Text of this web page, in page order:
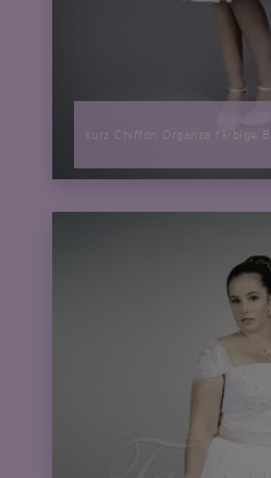
kurz Chiffon Organza farbige